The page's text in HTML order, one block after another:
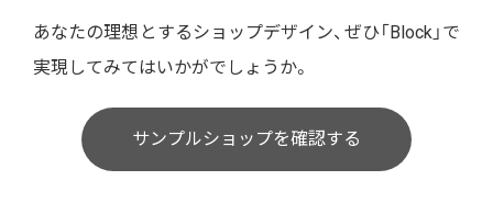
あなたの理想とするショップデザイン、ぜひ「Block」で
実現してみてはいかがでしょうか。
サンプルショップを確認する